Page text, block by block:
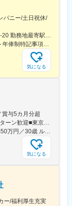
）にて研修を予定
社後も安心してキ
訪問）
確認
血液と血清、培地の
して動物の血液が
を手掛け、微生物
の培養に用いる組
パニー/土日祝休/
＜勤務地詳細＞本社住所：東京都港区芝5-26-20 勤務地最寄駅：都営大江戸線／大門駅受動喫煙対策：屋内全面禁煙変更の範囲：会社の定める事業所（リモートワーク含む）
＜予定年収＞400万円～540万円＜賃金形態＞年俸制特記事項なし＜賃金内訳＞年額（基本給）：3,210,000円～4,653,360円固定残業手当/月：65,462円～112,220円（固定残業時間30時間0分/月）超過した時間外労働の残業手当は追加支給＜月額＞332,962円～500,000円（12分割）（一律手当を含む）＜昇給有無＞有＜残業手当＞有賃金はあくまでも目安の金額であり、選考を通じて上下する可能性があります。月給(月額)は固定手当を含めた表記です。
気になる
与5カ月分超
【東京・横浜・京都・大阪／転勤なし】U・Iターン歓迎■東京営業所東京都新宿区百人町2-19-13＜アクセス＞JR「新大久保駅」から徒歩6分■横浜営業所神奈川県横浜市中区太田町6-84-2 大樹生命横浜桜木町ビル1F＜アクセス＞横浜高速鉄道「馬車道駅」から徒歩3分JR「桜木町駅」から徒歩7分■本社営業所（京都市）京都市中京区二条通烏丸西入東玉屋町498＜アクセス＞地下鉄 烏丸線「烏丸御池駅」から徒歩5分■大阪営業所大阪府吹田市出口町4-1＜アクセス＞JR「吹田駅」から徒歩8分※原則、転居を伴う転勤はありません。※受動喫煙対策：屋内全面禁煙（屋上に喫煙スペースあり）
年収780万円／38歳 課長職 経験16年 年収550万円／30歳 ルート営業職 経験8年
気になる
ー/福利厚生充実